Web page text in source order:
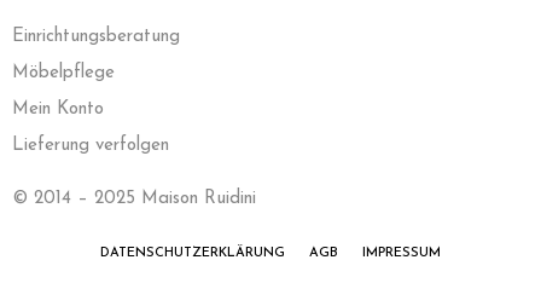
Einrichtungsberatung
Möbelpflege
Mein Konto
Lieferung verfolgen
© 2014 – 2025 Maison Ruidini
DATENSCHUTZERKLÄRUNG AGB IMPRESSUM